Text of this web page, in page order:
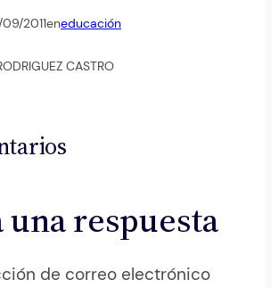
09/2011eneducación
CASTRO
una respuesta
de correo electrónico